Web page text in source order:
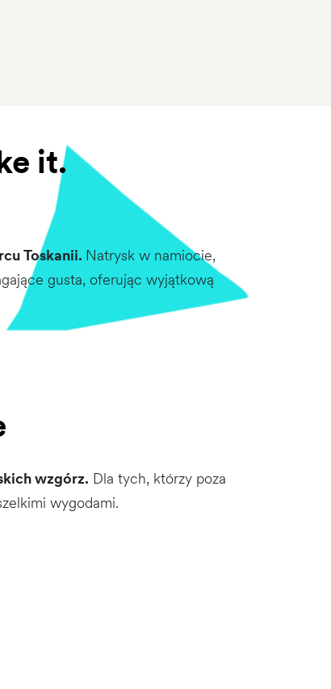
it.
Toskanii. Natrysk w namiocie,
gusta, oferując wyjątkową
wzgórz. Dla tych, którzy poza
wygodami.